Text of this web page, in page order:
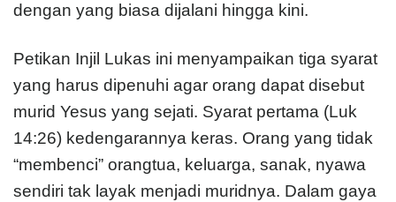
dengan yang biasa dijalani hingga kini.
Petikan Injil Lukas ini menyampaikan tiga syarat
yang harus dipenuhi agar orang dapat disebut
murid Yesus yang sejati. Syarat pertama (Luk
14:26) kedengarannya keras. Orang yang tidak
“membenci” orangtua, keluarga, sanak, nyawa
sendiri tak layak menjadi muridnya. Dalam gaya